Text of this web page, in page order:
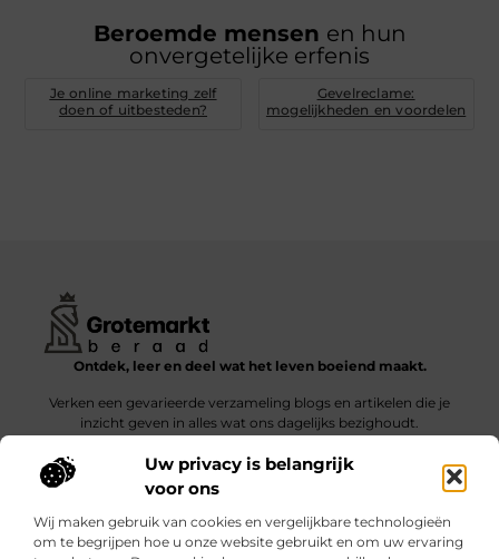
Uw privacy is belangrijk
voor ons
Wij maken gebruik van cookies en vergelijkbare technologieën
om te begrijpen hoe u onze website gebruikt en om uw ervaring
Beroemde mensen en hun
onvergetelijke erfenis
Je online marketing zelf
doen of uitbesteden?
Gevelreclame:
mogelijkheden en voordelen
Ontdek, leer en deel wat het leven boeiend maakt.
Verken een gevarieerde verzameling blogs en artikelen die je
inzicht geven in alles wat ons dagelijks bezighoudt.
Bericht categorie